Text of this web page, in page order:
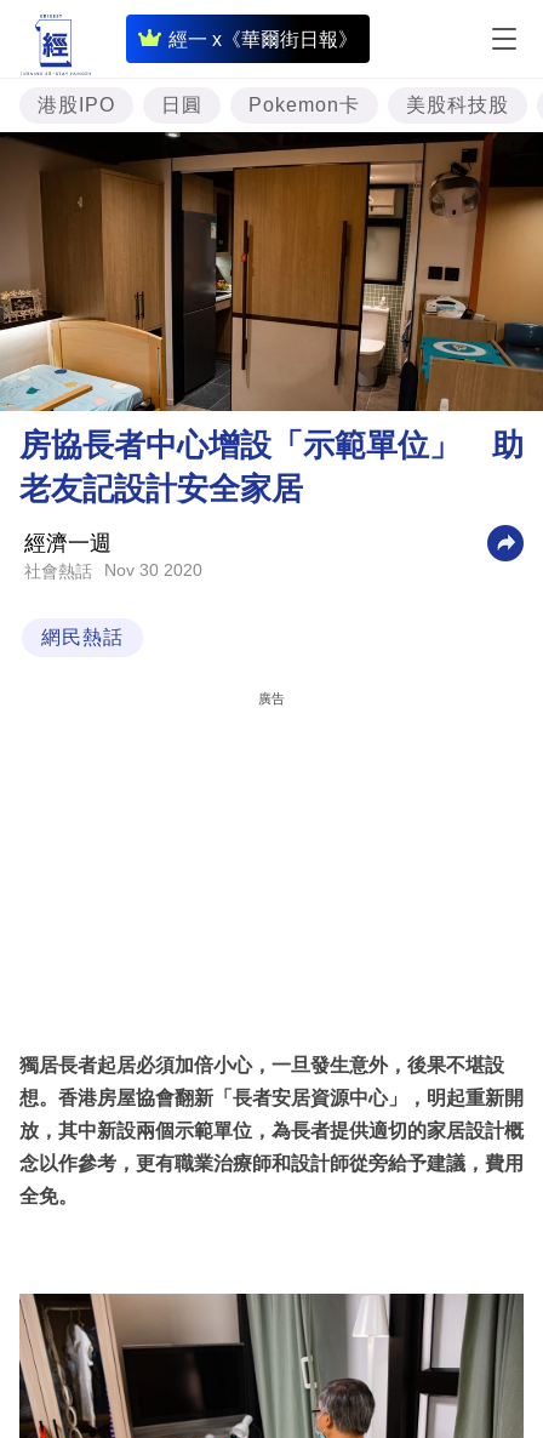
經一 x《華爾街日報》
即
時
財
經
樓
市
理
財
商
科
區
港股IPO 日圓 Pokemon卡 美股科技股
房協長者中心增設「示範單位」 助
老友記設計安全家居
經濟一週
社會熱話 Nov 30 2020
網民熱話
廣告
獨居長者起居必須加倍小心，一旦發生意外，後果不堪設
想。香港房屋協會翻新「長者安居資源中心」，明起重新開
放，其中新設兩個示範單位，為長者提供適切的家居設計概
念以作參考，更有職業治療師和設計師從旁給予建議，費用
全免。